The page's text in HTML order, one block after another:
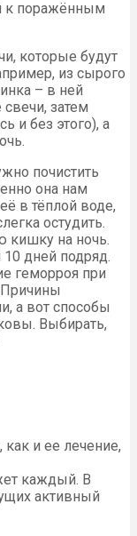
к поражённым
которые будут
из сырого
– в ней
затем
и без этого), а
почистить
она нам
в тёплой воде,
остудить.
кишку на ночь.
дней подряд.
геморроя при
а вот способы
Выбирать,
и ее лечение,
каждый. В
активный